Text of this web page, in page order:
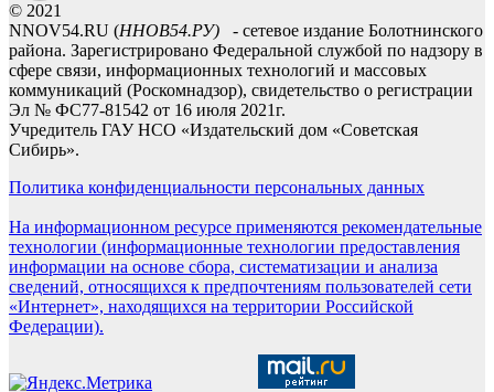
© 2021
NNOV54.RU (ННОВ54.РУ) - сетевое издание Болотнинского
района. Зарегистрировано Федеральной службой по надзору в
сфере связи, информационных технологий и массовых
коммуникаций (Роскомнадзор), свидетельство о регистрации
Эл № ФС77-81542 от 16 июля 2021г.
Учредитель ГАУ НСО «Издательский дом «Советская
Сибирь».
Политика конфиденциальности персональных данных
На информационном ресурсе применяются рекомендательные
технологии (информационные технологии предоставления
информации на основе сбора, систематизации и анализа
сведений, относящихся к предпочтениям пользователей сети
«Интернет», находящихся на территории Российской
Федерации).